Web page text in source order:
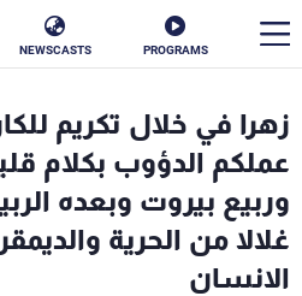
PROGRAMS
NEWSCASTS
زهرا في خلال تكريم
عملكم الدؤوب بكلام
وربيع بيروت وبعده
غلالا من الحرية
الانسان
الأخبار
سياسة
إقتصاد